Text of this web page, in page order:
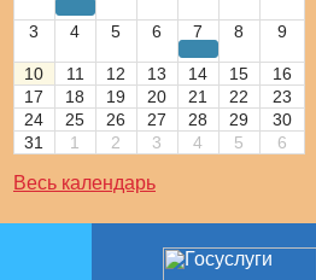
3 4 5 6 7 8 9
10 11 12 13 14 15
16
17
18 19 20 21 22
23
24
25 26 27 28 29
30
31
1 2 3 4 5 6
Весь календарь